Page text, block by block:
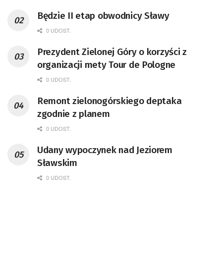
Będzie II etap obwodnicy Sławy
0 UDOST.
Prezydent Zielonej Góry o korzyści z
organizacji mety Tour de Pologne
0 UDOST.
Remont zielonogórskiego deptaka
zgodnie z planem
0 UDOST.
Udany wypoczynek nad Jeziorem
Sławskim
0 UDOST.